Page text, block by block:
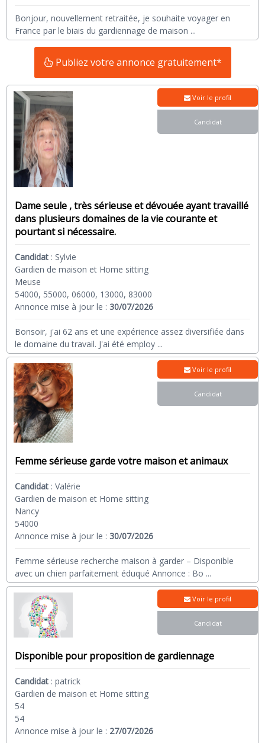
Bonjour, nouvellement retraitée, je souhaite voyager en
France par le biais du gardiennage de maison ...
Publiez votre annonce gratuitement*
Dame seule , très sérieuse et dévouée ayant travaillé
dans plusieurs domaines de la vie courante et
pourtant si nécessaire.
Candidat : Sylvie
Gardien de maison et Home sitting
Meuse
54000, 55000, 06000, 13000, 83000
Annonce mise à jour le :30/07/2026
Bonsoir, j'ai 62 ans et une expérience assez diversifiée dans
le domaine du travail. J'ai été employ ...
Voir le profil
Candidat
Femme sérieuse garde votre maison et animaux
Candidat :Valérie
Gardien de maison et Home sitting
Nancy
54000
Annonce mise à jour le :30/07/2026
Femme sérieuse recherche maison à garder – Disponible
avec un chien parfaitement éduqué Annonce : Bo ...
Voir le profil
Candidat
Disponible pour proposition de gardiennage
Candidat :patrick
Gardien de maison et Home sitting
54
54
Annonce mise à jour le : 27/07/2026
Voir le profil
Candidat